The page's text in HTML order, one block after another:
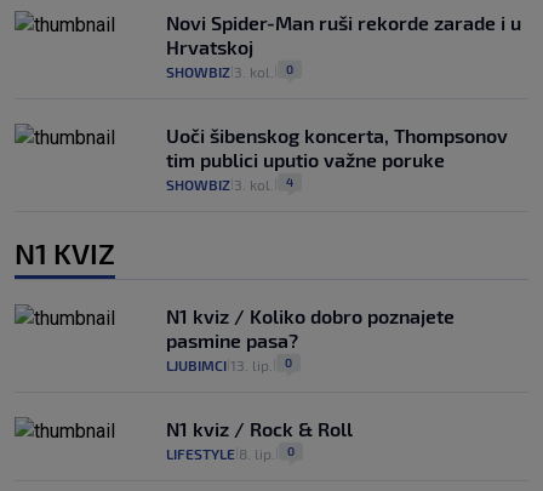
Novi Spider-Man ruši rekorde zarade i u
Hrvatskoj
SHOWBIZ 3. kol. 0
Uoči šibenskog koncerta, Thompsonov
tim publici uputio važne poruke
SHOWBIZ 3. kol. 4
N1 KVIZ
N1 kviz / Koliko dobro poznajete
pasmine pasa?
LJUBIMCI 13. lip. 0
N1 kviz / Rock & Roll
LIFESTYLE 8. lip. 0